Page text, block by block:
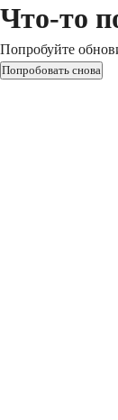
Что-то
Попробуйте
Попробовать снова